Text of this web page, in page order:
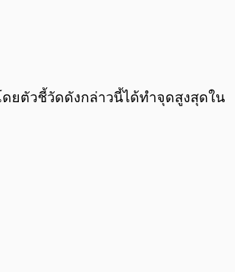
ดยตัวชี้วัดดังกล่าวนี้ได้ทำจุดสูงสุดใน